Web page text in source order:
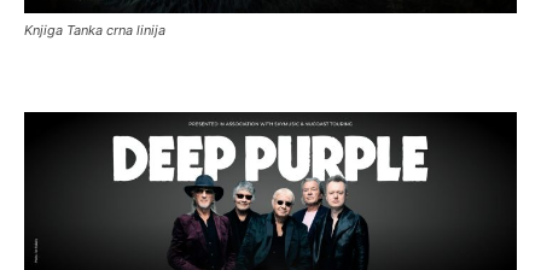
Knjiga Tanka crna linija